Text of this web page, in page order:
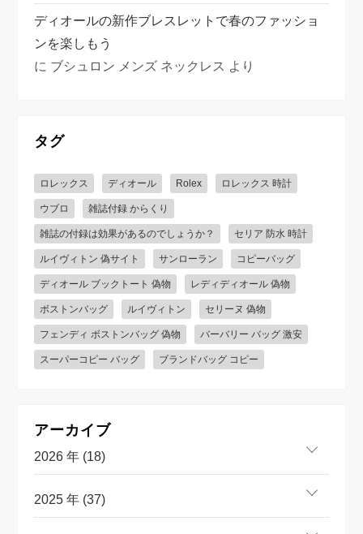
ディオールの新作ブレスレットで春のファッショ
ンを楽しもう
に ブシュロン メンズ ネックレス より
タグ
ロレックス ディオール Rolex ロレックス 時計
ウブロ 雑誌付録 からくり
雑誌の付録は効果があるのでしょうか？ セリア 防水 時計
ルイヴィトン 偽サイト サンローラン コピーバッグ
ディオール ブックトート 偽物 レディディオール 偽物
ボストンバッグ ルイヴィトン セリーヌ 偽物
フェンディ ボストンバッグ 偽物 バーバリー バッグ 激安
スーパーコピー バッグ ブランドバッグ コピー
アーカイブ
2026 年 (18)
2025 年 (37)